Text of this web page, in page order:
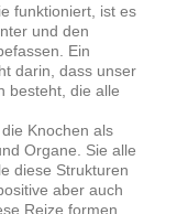
funktioniert, ist es
und den
Ein
darin, dass unser
besteht, die alle
Knochen als
Organe. Sie alle
diese Strukturen
aber auch
Reize formen